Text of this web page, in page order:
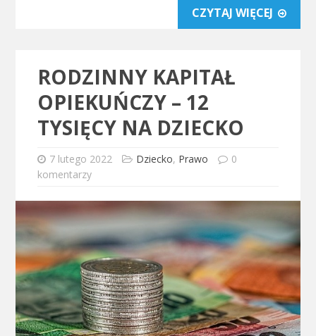
CZYTAJ WIĘCEJ
RODZINNY KAPITAŁ
OPIEKUŃCZY – 12
TYSIĘCY NA DZIECKO
7 lutego 2022 Dziecko, Prawo
0
komentarzy